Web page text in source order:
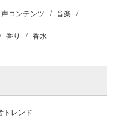
コンテンツ 音楽
香り 香水
トレンド